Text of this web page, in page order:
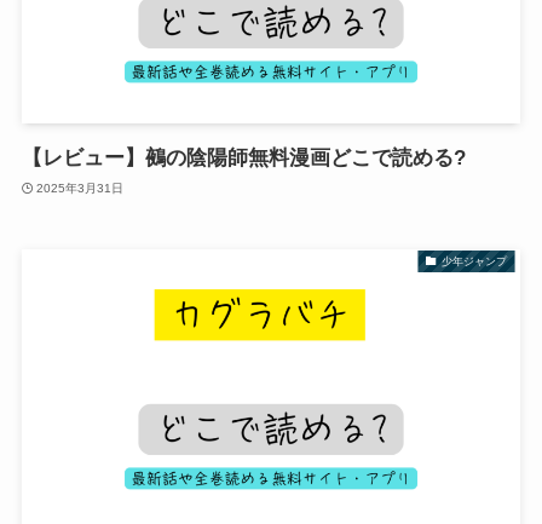
【レビュー】鵺の陰陽師無料漫画どこで読める?
2025年3月31日
少年ジャンプ